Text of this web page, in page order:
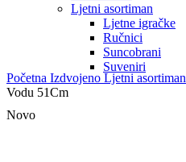
Ljetni asortiman
Ljetne igračke
Ručnici
Suncobrani
Suveniri
Početna Izdvojeno Ljetni asortiman
Vodu 51Cm
Novo